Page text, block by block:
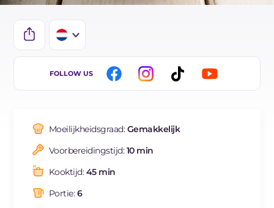
IT
ES
DE
BR
FOLLOW US
Moeilijkheidsgraad:Gemakkelijk
Voorbereidingstijd:10 min
Kooktijd:45 min
Portie:6